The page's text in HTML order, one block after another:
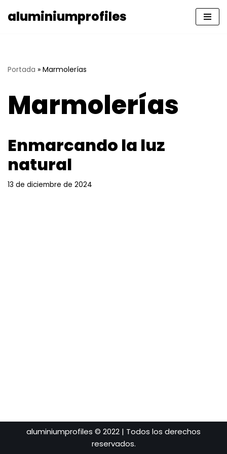
aluminiumprofiles
Portada » Marmolerías
Marmolerías
Enmarcando la luz
natural
13 de diciembre de 2024
aluminiumprofiles © 2022 | Todos los derechos
reservados.